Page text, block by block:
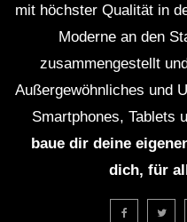
mit höchster Qualität in
Moderne an den
zusammengestellt
Außergewöhnliches und
Smartphones, Tablets
baue dir deine
dich, für